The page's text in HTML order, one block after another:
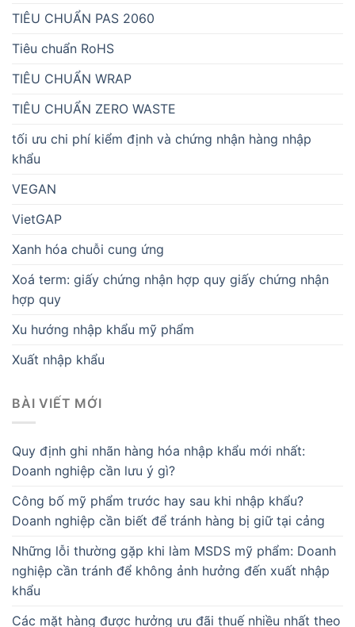
TIÊU CHUẨN PAS 2060
Tiêu chuẩn RoHS
TIÊU CHUẨN WRAP
TIÊU CHUẨN ZERO WASTE
tối ưu chi phí kiểm định và chứng nhận hàng nhập
khẩu
VEGAN
VietGAP
Xanh hóa chuỗi cung ứng
Xoá term: giấy chứng nhận hợp quy giấy chứng nhận
hợp quy
Xu hướng nhập khẩu mỹ phẩm
Xuất nhập khẩu
BÀI VIẾT MỚI
Quy định ghi nhãn hàng hóa nhập khẩu mới nhất:
Doanh nghiệp cần lưu ý gì?
Công bố mỹ phẩm trước hay sau khi nhập khẩu?
Doanh nghiệp cần biết để tránh hàng bị giữ tại cảng
Những lỗi thường gặp khi làm MSDS mỹ phẩm: Doanh
nghiệp cần tránh để không ảnh hưởng đến xuất nhập
khẩu
Các mặt hàng được hưởng ưu đãi thuế nhiều nhất theo